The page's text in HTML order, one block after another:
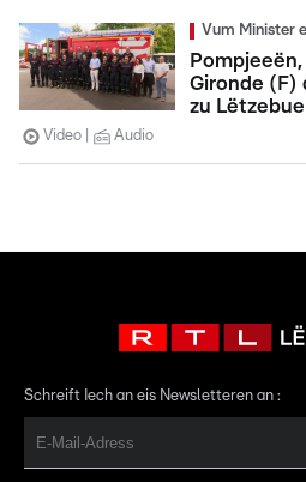
Vum Minister
Gironde (F)
zu
Video Audio
Schreift Iech an eis Newsletteren an :